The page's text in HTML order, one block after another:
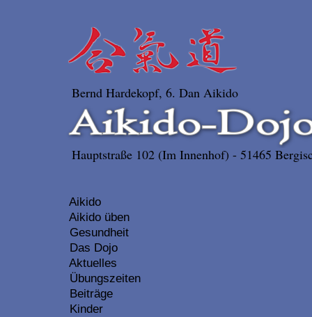
Bernd Hardekopf, 6. Dan Aikido
Hauptstraße 102 (Im Innenhof) - 51465
Aikido
Aikido üben
Gesundheit
Das Dojo
Aktuelles
Übungszeiten
Beiträge
Kinder